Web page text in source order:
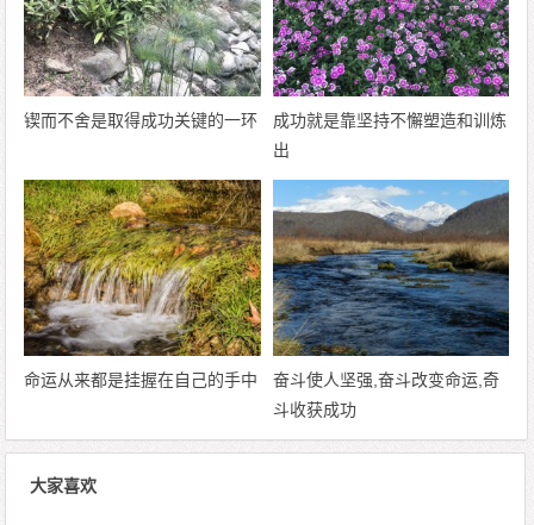
锲而不舍是取得成功关键的一环
成功就是靠坚持不懈塑造和训炼
出
命运从来都是挂握在自己的手中
奋斗使人坚强,奋斗改变命运,奇
斗收获成功
大家喜欢